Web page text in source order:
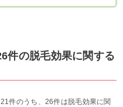
件の脱毛効果に関する
件のうち、26件は脱毛効果に関